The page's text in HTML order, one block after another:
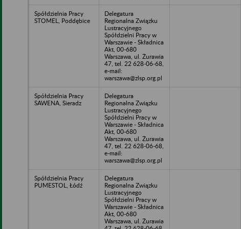
Spółdzielnia Pracy
STOMEL, Poddębice
Delegatura
Regionalna Związku
Lustracyjnego
Spółdzielni Pracy w
Warszawie - Składnica
Akt, 00-680
Warszawa, ul. Żurawia
47, tel. 22 628-06-68,
e-mail:
warszawa@zlsp.org.pl
Spółdzielnia Pracy
SAWENA, Sieradz
Delegatura
Regionalna Związku
Lustracyjnego
Spółdzielni Pracy w
Warszawie - Składnica
Akt, 00-680
Warszawa, ul. Żurawia
47, tel. 22 628-06-68,
e-mail:
warszawa@zlsp.org.pl
Spółdzielnia Pracy
PUMESTOL, Łódź
Delegatura
Regionalna Związku
Lustracyjnego
Spółdzielni Pracy w
Warszawie - Składnica
Akt, 00-680
Warszawa, ul. Żurawia